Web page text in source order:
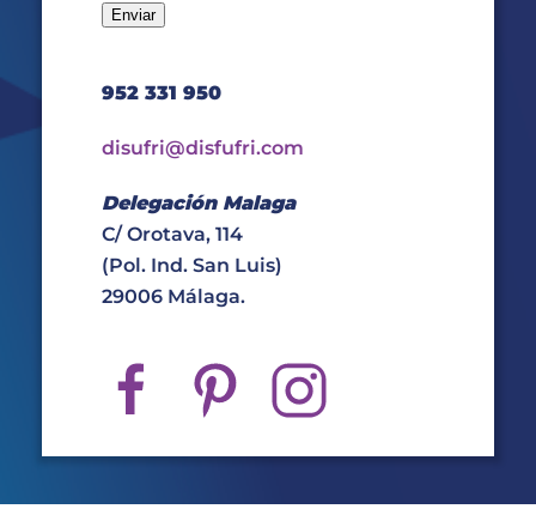
952 331 950
disufri@disfufri.com
Delegación Malaga
C/ Orotava, 114
(Pol. Ind. San Luis)
29006 Málaga.